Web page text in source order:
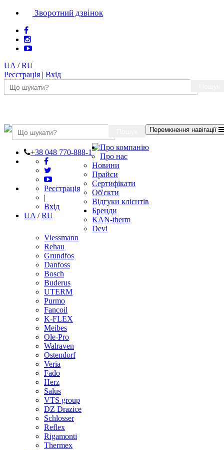
Зворотний дзвінок
UA /RU
Реєстрація | Вхід
+38 048 770-888-1
Реєстрація
|
Вхід
UA /RU
Перемкнення навігації
Про компанію
Про нас
Новини
Прайси
Сертифікати
Об'єкти
Відгуки клієнтів
Бренди
KAN-therm
Devi
Viessmann
Rehau
Grundfos
Danfoss
Bosch
Buderus
UTERM
Purmo
Fancoil
K-FLEX
Meibes
Ole-Pro
Walraven
Ostendorf
Veria
Fado
Herz
Salus
VTS group
DZ Drazice
Schlosser
Reflex
Rigamonti
Thermex